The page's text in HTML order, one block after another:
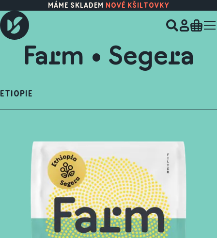
MÁME SKLADEM NOVÉ KŠILTOVKY
Farm • Segera
ETIOPIE